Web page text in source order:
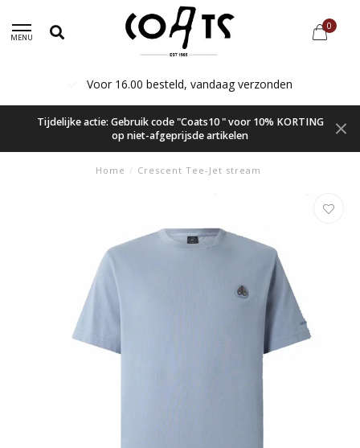
MENU
0
Voor 16.00 besteld, vandaag verzonden
Tijdelijke actie: Gebruik code "Coats10 " voor 10% KORTING
op niet-afgeprijsde artikelen
Home / Crescent Tee-Jet stream